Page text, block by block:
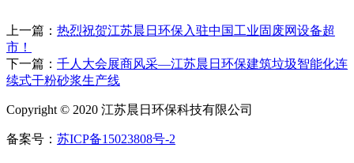
上一篇： 热烈祝贺江苏晨日环保入驻中国工业固废网设备超
市！
下一篇： 千人大会展商风采—江苏晨日环保建筑垃圾智能化连
续式干粉砂浆生产线
Copyright © 2020 江苏晨日环保科技有限公司
备案号： 苏ICP备15023808号-2